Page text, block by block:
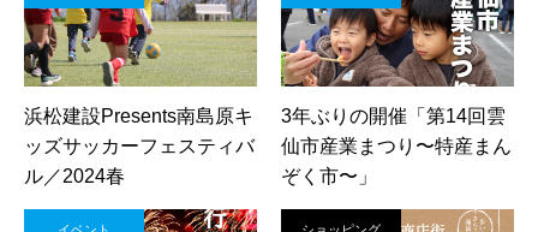
浜松建設Presents南島原キ
ッズサッカーフェスティバ
ル／2024春
3年ぶりの開催「第14回雲
仙市産業まつり〜特産まん
ぞく市〜」